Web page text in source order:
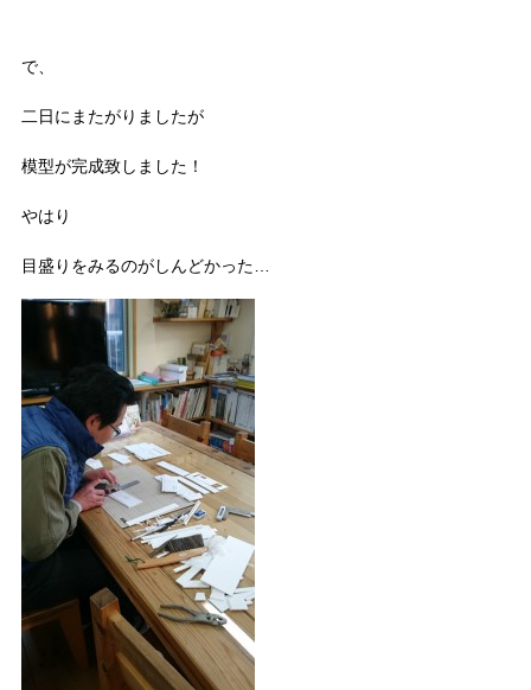
で、
二日にまたがりましたが
模型が完成致しました！
やはり
目盛りをみるのがしんどかった…